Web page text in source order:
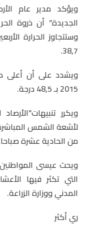
ويؤكد مدير عام
الجديدة” أن ذروة
وستتجاوز الحرارة
38,7.
ويشدد على أن أعلى
2015 بـ 48,5 درجة.
ويكرر
لأشعة الشمس
من الحادية عشرة
ويحث عيسى
التي تكثر فيها
المدني ووزارة الزراعة.
ري أكثر